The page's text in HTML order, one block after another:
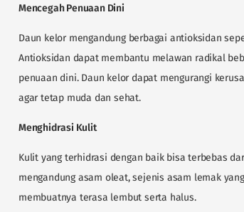
Mencegah Penuaan Dini
Daun kelor mengandung berbagai antioksidan
Antioksidan dapat membantu melawan radikal
penuaan dini. Daun kelor dapat mengurangi
agar tetap muda dan sehat.
Menghidrasi Kulit
Kulit yang terhidrasi dengan baik bisa terbebas
mengandung asam oleat, sejenis asam lemak
membuatnya terasa lembut serta halus.